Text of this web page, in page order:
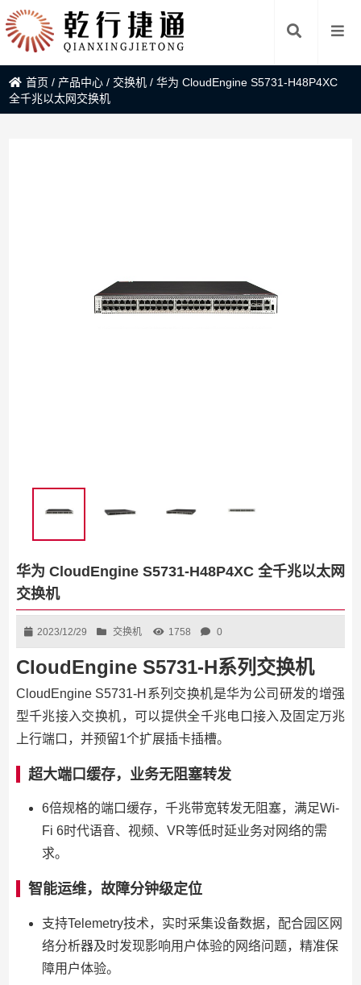
首页 / 产品中心 / 交换机 /华为 CloudEngine S5731-H48P4XC
全千兆以太网交换机
华为 CloudEngine S5731-H48P4XC 全千兆以太网
交换机
2023/12/29 交换机 1758 0
CloudEngine S5731-H系列交换机
CloudEngine S5731-H系列交换机是华为公司研发的增强
型千兆接入交换机，可以提供全千兆电口接入及固定万兆
上行端口，并预留1个扩展插卡插槽。
超大端口缓存，业务无阻塞转发
6倍规格的端口缓存，千兆带宽转发无阻塞，满足Wi-
Fi 6时代语音、视频、VR等低时延业务对网络的需
求。
智能运维，故障分钟级定位
支持Telemetry技术，实时采集设备数据，配合园区网
络分析器及时发现影响用户体验的网络问题，精准保
障用户体验。